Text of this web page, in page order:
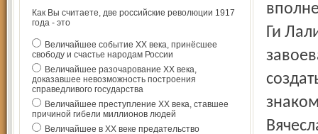
Как Вы считаете, две российские революции 1917
года - это
Величайшее событие ХХ века, принёсшее
свободу и счастье народам России
Величайшее разочарование ХХ века,
доказавшее невозможность построения
справедливого государства
Величайшее преступление ХХ века, ставшее
причиной гибели миллионов людей
Величайшее в ХХ веке предательство
Ги